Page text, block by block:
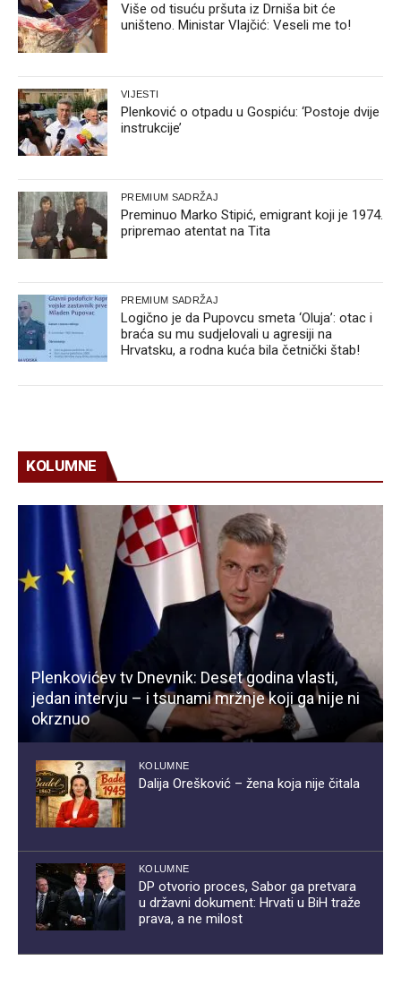
Više od tisuću pršuta iz Drniša bit će
uništeno. Ministar Vlajčić: Veseli me to!
VIJESTI
Plenković o otpadu u Gospiću: ‘Postoje dvije
instrukcije’
PREMIUM SADRŽAJ
Preminuo Marko Stipić, emigrant koji je 1974.
pripremao atentat na Tita
PREMIUM SADRŽAJ
Logično je da Pupovcu smeta ‘Oluja’: otac i
braća su mu sudjelovali u agresiji na
Hrvatsku, a rodna kuća bila četnički štab!
KOLUMNE
Plenkovićev tv Dnevnik: Deset godina vlasti,
jedan intervju – i tsunami mržnje koji ga nije ni
okrznuo
KOLUMNE
Dalija Orešković – žena koja nije čitala
KOLUMNE
DP otvorio proces, Sabor ga pretvara
u državni dokument: Hrvati u BiH traže
prava, a ne milost